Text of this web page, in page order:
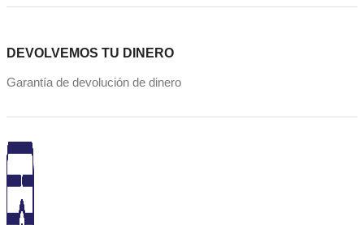
DEVOLVEMOS TU DINERO
Garantía de devolución de dinero